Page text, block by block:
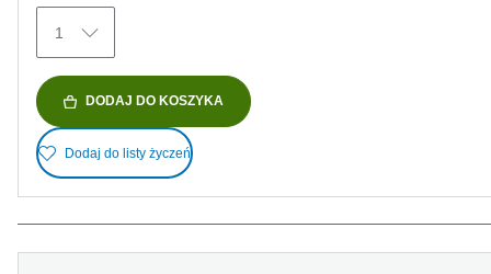
Recenzji
1
DODAJ DO KOSZYKA
Dodaj do listy życzeń